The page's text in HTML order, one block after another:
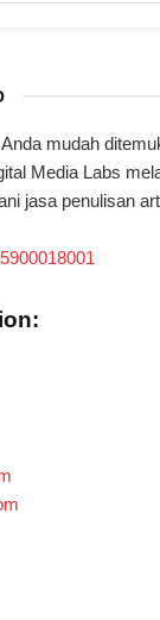
mudah
Media Labs
jasa penulisan